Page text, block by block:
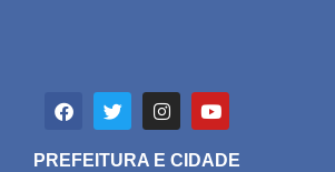
PREFEITURA E CIDADE